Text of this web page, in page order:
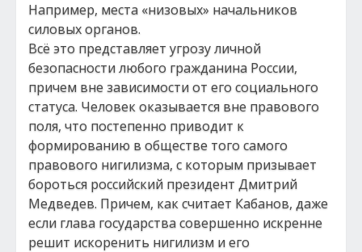
Например, места «низовых» начальников
силовых органов.
Всё это представляет угрозу личной
безопасности любого гражданина России,
причем вне зависимости от его социального
статуса. Человек оказывается вне правового
поля, что постепенно приводит к
формированию в обществе того самого
правового нигилизма, с которым призывает
бороться российский президент Дмитрий
Медведев. Причем, как считает Кабанов, даже
если глава государства совершенно искренне
решит искоренить нигилизм и его